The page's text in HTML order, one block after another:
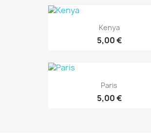
Kenya
5,00 €
Paris
5,00 €